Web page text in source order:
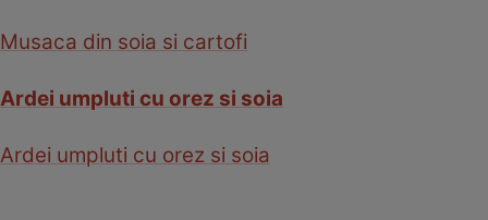
Musaca din soia si cartofi
Ardei umpluti cu orez si soia
Ardei umpluti cu orez si soia